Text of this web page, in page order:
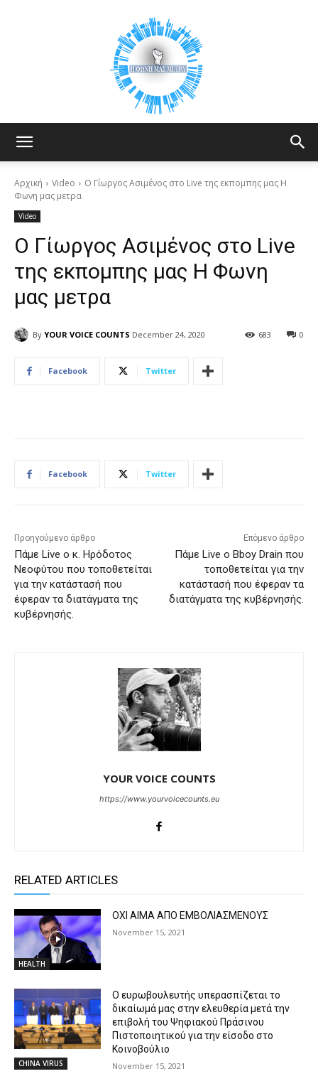
Counts
Αρχική Video
Ο Γίωργος Ασιμένος στο Live της εκπομπης μας Η
Φωνη μας μετρα
Video
Ο Γίωργος Ασιμένος στο Live
της εκπομπης μας Η Φωνη
μας μετρα
By YOUR VOICE COUNTS December 24, 2020 0
683
Facebook Twitter
Facebook Twitter
Προηγούμενο άρθρο
Πάμε Live ο κ. Ηρόδοτος
Νεοφύτου που τοποθετείται
για την κατάστασή που
έφεραν τα διατάγματα της
κυβέρνησής.
Επόμενο άρθρο
Πάμε Live ο Bboy Drain που
τοποθετείται για την
κατάστασή που έφεραν τα
διατάγματα της κυβέρνησής.
YOUR VOICE COUNTS
https://www.yourvoicecounts.eu
RELATED ARTICLES
HEALTH
ΟΧΙ ΑΙΜΑ ΑΠΟ ΕΜΒΟΛΙΑΣΜΕΝΟΥΣ
November 15, 2021
CHINA VIRUS
Ο ευρωβουλευτής υπερασπίζεται το
δικαίωμά μας στην ελευθερία μετά την
επιβολή του Ψηφιακού Πράσινου
Πιστοποιητικού για την είσοδο στο
Κοινοβούλιο
November 15, 2021